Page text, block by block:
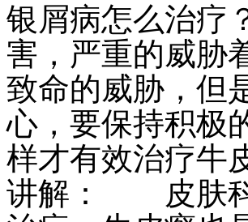
银屑病怎么治疗
害，严重的威胁
致命的威胁，但
心，要保持积极
样才有效治疗牛
讲解： 皮肤科